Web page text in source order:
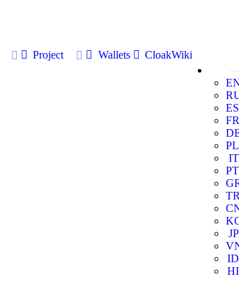
Project Wallets
CloakWiki
ES
FR
PL
IT
PT
JP
ID
HI